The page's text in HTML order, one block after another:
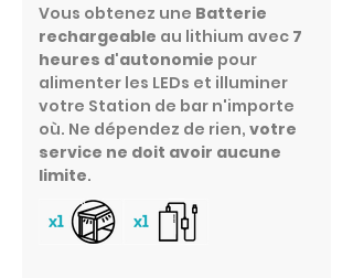
Vous obtenez une Batterie
rechargeable au lithium avec 7
heures d'autonomie pour
alimenter les LEDs et illuminer
votre Station de bar n'importe
où. Ne dépendez de rien, votre
service ne doit avoir aucune
limite.